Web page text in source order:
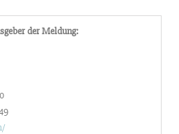
der Meldung: